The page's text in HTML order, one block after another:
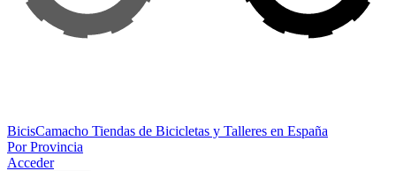
BicisCamacho Tiendas de Bicicletas y Talleres en España
Por Provincia
Acceder